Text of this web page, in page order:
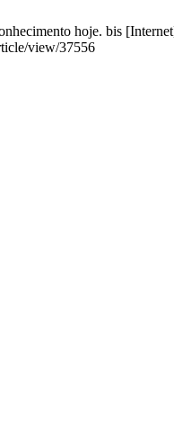
hoje. bis
view/37556